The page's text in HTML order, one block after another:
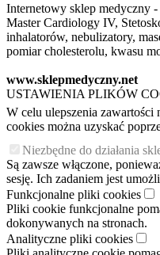
Internetowy sklep medyczny
Master Cardiology IV,
inhalatorów, nebulizatory,
pomiar cholesterolu, kwasu
www.sklepmedyczny.net
USTAWIENIA PLIKÓW
W celu ulepszenia
cookies można uzyskać
Niezbędne do działania
Są zawsze włączone,
sesję. Ich zadaniem jest
Funkcjonalne pliki cookies
Pliki cookie funkcjonalne
dokonywanych na stronach.
Analityczne pliki cookies